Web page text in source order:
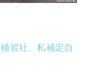
習社、私補定自